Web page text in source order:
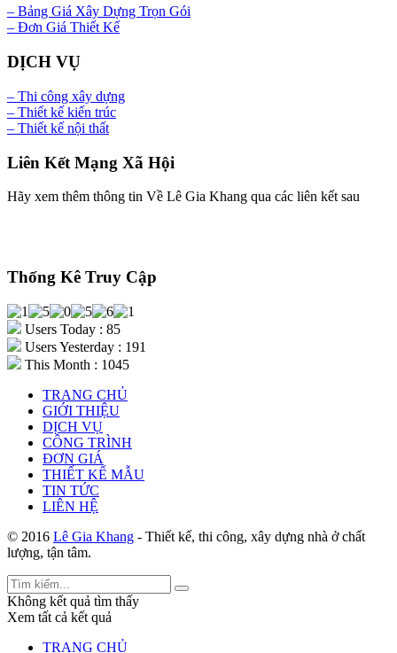
– Bảng Giá Xây Dựng Trọn Gói
– Đơn Giá Thiết Kế
DỊCH VỤ
– Thi công xây dựng
– Thiết kế kiến trúc
– Thiết kế nội thất
Liên Kết Mạng Xã Hội
Hãy xem thêm thông tin Về Lê Gia Khang qua các liên kết sau
Thống Kê Truy Cập
Users Today : 85
Users Yesterday : 191
This Month : 1045
TRANG CHỦ
GIỚI THIỆU
DỊCH VỤ
CÔNG TRÌNH
ĐƠN GIÁ
THIẾT KẾ MẪU
TIN TỨC
LIÊN HỆ
© 2016 Lê Gia Khang - Thiết kế, thi công, xây dựng nhà ở chất
lượng, tận tâm.
Không kết quả tìm thấy
Xem tất cả kết quả
TRANG CHỦ